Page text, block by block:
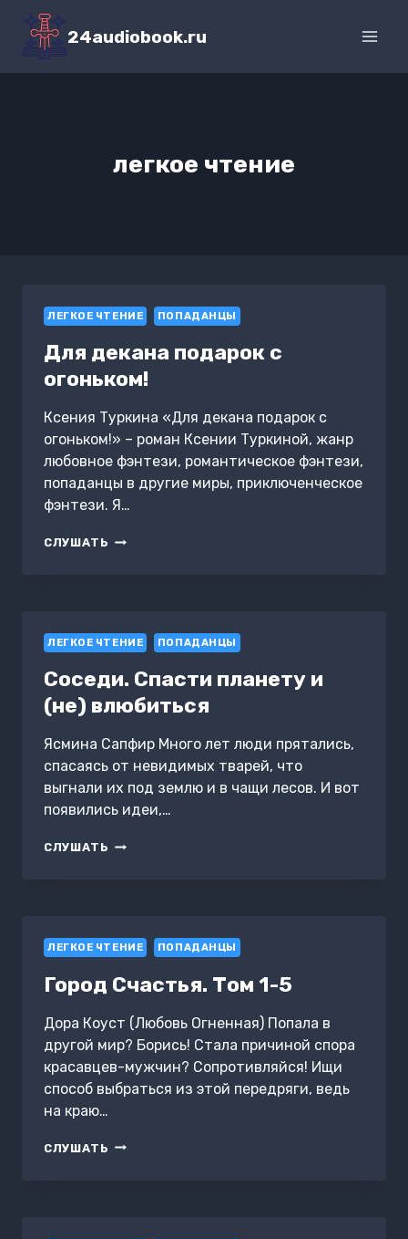
Перейти
содержимому
24audiobook.ru
легкое чтение
ЛЕГКОЕ ЧТЕНИЕ ПОПАДАНЦЫ
Для декана подарок с
огоньком!
Ксения Туркина «Для декана подарок с
огоньком!» – роман Ксении Туркиной, жанр
любовное фэнтези, романтическое фэнтези,
попаданцы в другие миры, приключенческое
фэнтези. Я…
СЛУШАТЬ ДЛЯ
ЛЕГКОЕ ЧТЕНИЕ ПОПАДАНЦЫ
Соседи. Спасти планету и
(не) влюбиться
Ясмина Сапфир Много лет люди прятались,
спасаясь от невидимых тварей, что
выгнали их под землю и в чащи лесов. И вот
появились идеи,…
СЛУШАТЬ СОСЕДИ.
ЛЕГКОЕ ЧТЕНИЕ ПОПАДАНЦЫ
Город Счастья. Том 1-5
Дора Коуст (Любовь Огненная) Попала в
другой мир? Борись! Стала причиной спора
красавцев-мужчин? Сопротивляйся! Ищи
способ выбраться из этой передряги, ведь
на краю…
СЛУШАТЬ ГОРОД